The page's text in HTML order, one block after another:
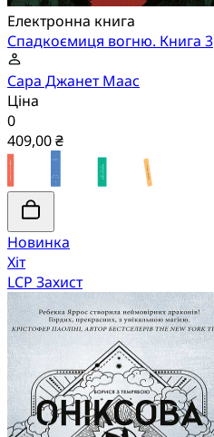
Електронна книга
Спадкоємиця вогню. Книга 3
Сара Джанет Маас
Ціна
0
409,00 ₴
Новинка
Хіт
LCP Захист